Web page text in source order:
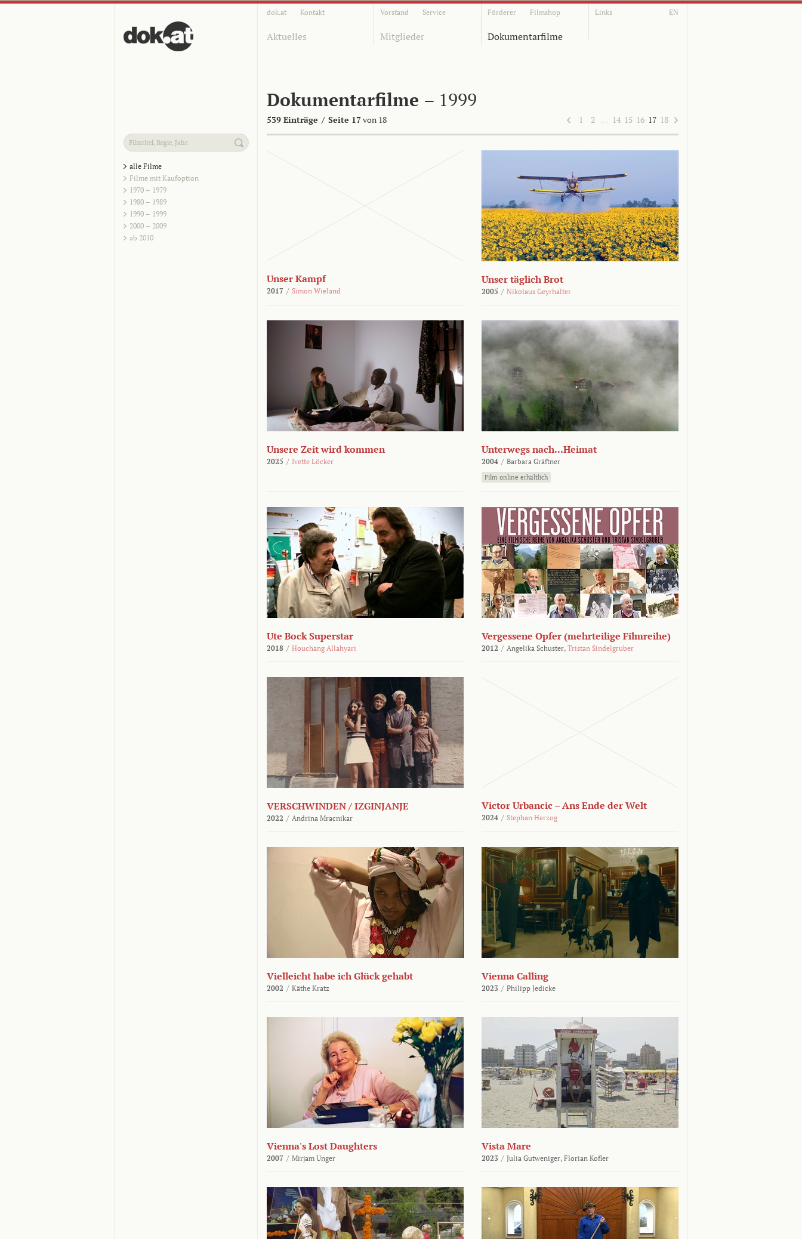
dok.at Kontakt Vorstand Service Förderer Filmshop Links EN
Aktuelles Mitglieder Dokumentarfilme
Dokumentarfilme – 1999
539 Einträge / Seite 17von 18 1 2 … 14 15 16 17 18
alle Filme
Filme mit Kaufoption
1970 – 1979
1980 – 1989
1990 – 1999
2000 – 2009
ab 2010
Unser Kampf
2017 / Simon Wieland
Unser täglich Brot
2005 / Nikolaus Geyrhalter
Unsere Zeit wird kommen
2025 / Ivette Löcker
Unterwegs nach...Heimat
2004 / Barbara Gräftner
Film online erhältlich
Ute Bock Superstar
2018 / Houchang Allahyari
Vergessene Opfer (mehrteilige Filmreihe)
2012 / Angelika Schuster, Tristan Sindelgruber
VERSCHWINDEN / IZGINJANJE
2022 / Andrina Mracnikar
Victor Urbancic – Ans Ende der Welt
2024 / Stephan Herzog
Vielleicht habe ich Glück gehabt
2002 / Käthe Kratz
Vienna Calling
2023 / Philipp Jedicke
Vienna's Lost Daughters
2007 / Mirjam Unger
Vista Mare
2023 / Julia Gutweniger, Florian Kofler